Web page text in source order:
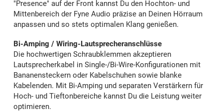
"Presence" auf der Front kannst Du den Hochton- und
Mittenbereich der Fyne Audio präzise an Deinen Hörraum
anpassen und so stets optimalen Klang genießen.
Bi-Amping / Wiring-Lautsprecheranschlüsse
Die hochwertigen Schraubklemmen akzeptieren
Lautsprecherkabel in Single-/Bi-Wire-Konfigurationen mit
Bananensteckern oder Kabelschuhen sowie blanke
Kabelenden. Mit Bi-Amping und separaten Verstärkern für
Hoch- und Tieftonbereiche kannst Du die Leistung weiter
optimieren.